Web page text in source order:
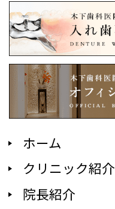
ホーム
クリニック紹介
院長紹介